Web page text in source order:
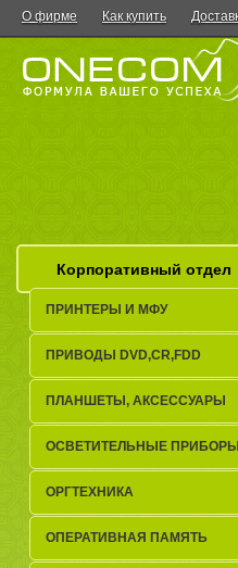
О фирме Как купить
Корпоративный отдел
ПРИНТЕРЫ И МФУ
ПРИВОДЫ DVD,CR,FDD
ПЛАНШЕТЫ, АКСЕСCУАРЫ
ОСВЕТИТЕЛЬНЫЕ ПРИБОРЫ
ОРГТЕХНИКА
ОПЕРАТИВНАЯ ПАМЯТЬ